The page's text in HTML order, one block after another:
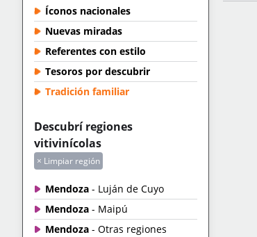
Íconos nacionales
Nuevas miradas
Referentes con estilo
Tesoros por descubrir
Tradición familiar
Descubrí regiones
vitivinícolas
× Limpiar región
Mendoza - Luján de Cuyo
Mendoza - Maipú
Mendoza - Otras regiones